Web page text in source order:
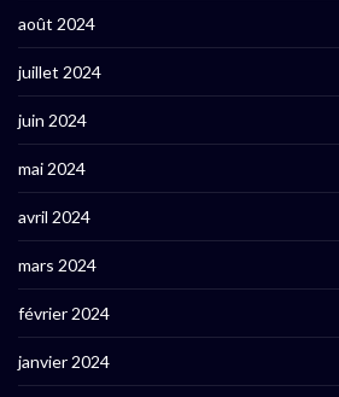
août 2024
juillet 2024
juin 2024
mai 2024
avril 2024
mars 2024
février 2024
janvier 2024